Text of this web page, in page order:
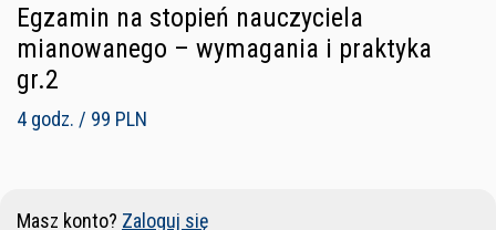
Egzamin na stopień nauczyciela
mianowanego – wymagania i praktyka
gr.2
4 godz. / 99 PLN
Masz konto? Zaloguj się